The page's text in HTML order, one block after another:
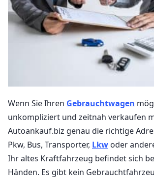
Wenn Sie Ihren Gebrauchtwagen
unkompliziert und zeitnah verkaufen
Autoankauf.biz genau die richtige
Pkw, Bus, Transporter, Lkw oder
Ihr altes Kraftfahrzeug befindet sich
Händen. Es gibt kein